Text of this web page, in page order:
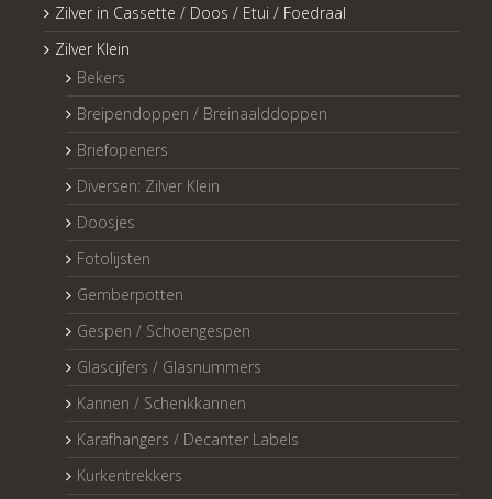
Zilver in Cassette / Doos / Etui / Foedraal
Zilver Klein
Bekers
Breipendoppen / Breinaalddoppen
Briefopeners
Diversen: Zilver Klein
Doosjes
Fotolijsten
Gemberpotten
Gespen / Schoengespen
Glascijfers / Glasnummers
Kannen / Schenkkannen
Karafhangers / Decanter Labels
Kurkentrekkers